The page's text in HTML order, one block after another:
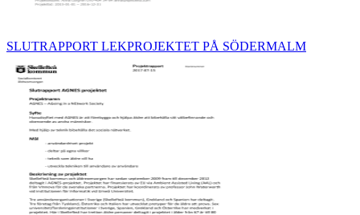
SLUTRAPPORT LEKPROJEKTET PÅ SÖDERMALM